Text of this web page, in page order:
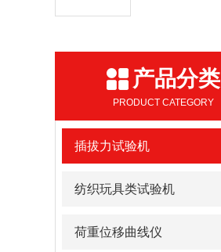
产品分类
PRODUCT CATEGORY
插拔力试验机
纺织玩具类试验机
荷重位移曲线仪